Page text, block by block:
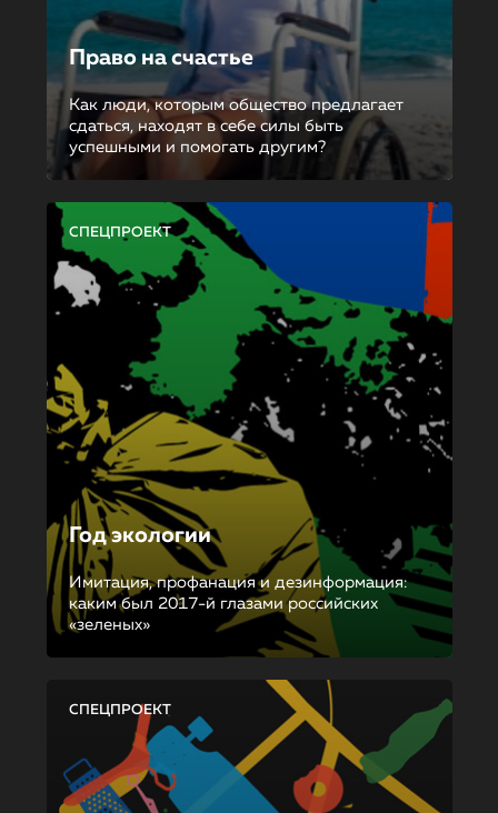
Право на счастье
Как люди, которым общество предлагает
сдаться, находят в себе силы быть
успешными и помогать другим?
СПЕЦПРОЕКТ
Год экологии
Имитация, профанация и дезинформация:
каким был 2017-й глазами российских
«зеленых»
СПЕЦПРОЕКТ